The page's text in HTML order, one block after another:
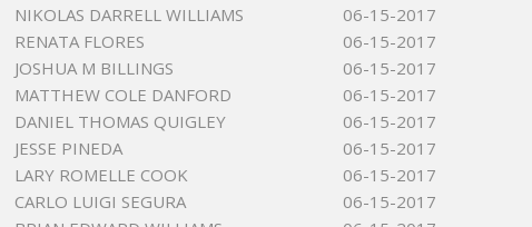
NIKOLAS DARRELL WILLIAMS
06-15-2017
RENATA FLORES
06-15-2017
JOSHUA M BILLINGS
06-15-2017
MATTHEW COLE DANFORD
06-15-2017
DANIEL THOMAS QUIGLEY
06-15-2017
JESSE PINEDA
06-15-2017
LARY ROMELLE COOK
06-15-2017
CARLO LUIGI SEGURA
06-15-2017